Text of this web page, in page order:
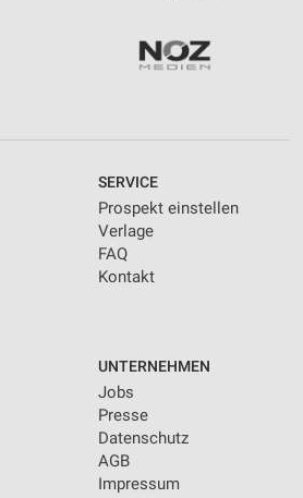
SERVICE
Prospekt einstellen
Verlage
FAQ
Kontakt
UNTERNEHMEN
Jobs
Presse
Datenschutz
AGB
Impressum